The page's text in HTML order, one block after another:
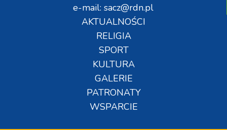
e-mail: sacz@rdn.pl
AKTUALNOŚCI
RELIGIA
SPORT
KULTURA
GALERIE
PATRONATY
WSPARCIE